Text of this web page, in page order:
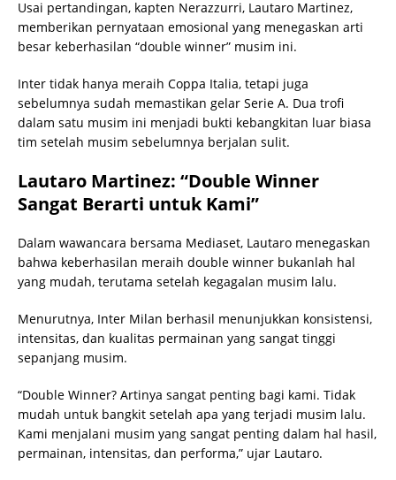
Usai pertandingan, kapten Nerazzurri, Lautaro Martinez,
memberikan pernyataan emosional yang menegaskan arti
besar keberhasilan “double winner” musim ini.
Inter tidak hanya meraih Coppa Italia, tetapi juga
sebelumnya sudah memastikan gelar Serie A. Dua trofi
dalam satu musim ini menjadi bukti kebangkitan luar biasa
tim setelah musim sebelumnya berjalan sulit.
Lautaro Martinez: “Double Winner
Sangat Berarti untuk Kami”
Dalam wawancara bersama Mediaset, Lautaro menegaskan
bahwa keberhasilan meraih double winner bukanlah hal
yang mudah, terutama setelah kegagalan musim lalu.
Menurutnya, Inter Milan berhasil menunjukkan konsistensi,
intensitas, dan kualitas permainan yang sangat tinggi
sepanjang musim.
“Double Winner? Artinya sangat penting bagi kami. Tidak
mudah untuk bangkit setelah apa yang terjadi musim lalu.
Kami menjalani musim yang sangat penting dalam hal hasil,
permainan, intensitas, dan performa,” ujar Lautaro.